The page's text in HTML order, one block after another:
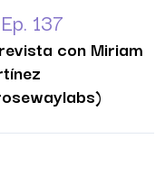
Ep. 137
con Miriam